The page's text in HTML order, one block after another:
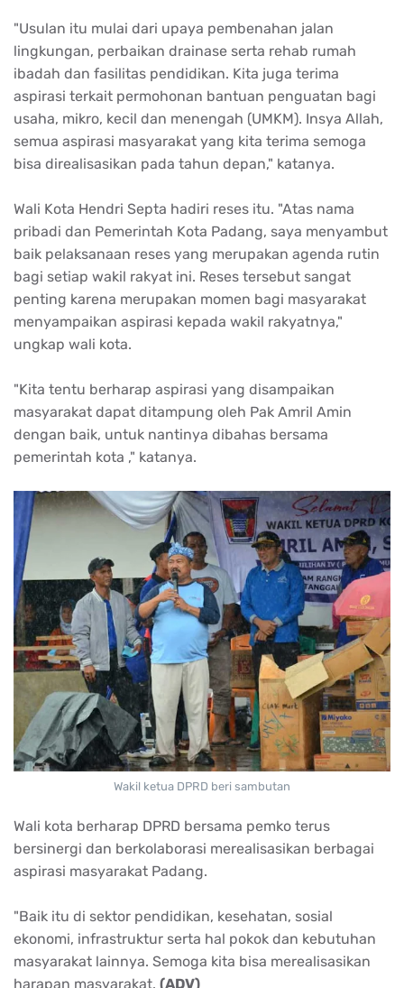
"Usulan itu mulai dari upaya pembenahan jalan
lingkungan, perbaikan drainase serta rehab rumah
ibadah dan fasilitas pendidikan. Kita juga terima
aspirasi terkait permohonan bantuan penguatan bagi
usaha, mikro, kecil dan menengah (UMKM). Insya Allah,
semua aspirasi masyarakat yang kita terima semoga
bisa direalisasikan pada tahun depan," katanya.
Wali Kota Hendri Septa hadiri reses itu. "Atas nama
pribadi dan Pemerintah Kota Padang, saya menyambut
baik pelaksanaan reses yang merupakan agenda rutin
bagi setiap wakil rakyat ini. Reses tersebut sangat
penting karena merupakan momen bagi masyarakat
menyampaikan aspirasi kepada wakil rakyatnya,"
ungkap wali kota.
"Kita tentu berharap aspirasi yang disampaikan
masyarakat dapat ditampung oleh Pak Amril Amin
dengan baik, untuk nantinya dibahas bersama
pemerintah kota ," katanya.
Wakil ketua DPRD beri sambutan
Wali kota berharap DPRD bersama pemko terus
bersinergi dan berkolaborasi merealisasikan berbagai
aspirasi masyarakat Padang.
"Baik itu di sektor pendidikan, kesehatan, sosial
ekonomi, infrastruktur serta hal pokok dan kebutuhan
masyarakat lainnya. Semoga kita bisa merealisasikan
harapan masyarakat. (ADV)